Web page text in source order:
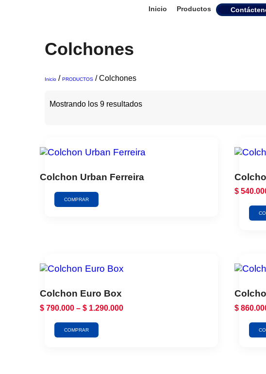
Inicio Productos
Colchones
Inicio / PRODUCTOS / Colchones
Mostrando los 9 resultados
Colchon Urban Ferreira
COMPRAR
$
Colchon Euro Box
$ 790.000 – $ 1.290.000
COMPRAR
$